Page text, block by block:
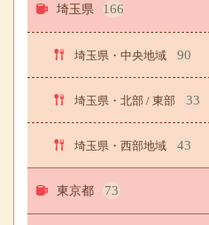
埼玉県 166
埼玉県・中央地域 90
埼玉県・北部 / 東部 33
埼玉県・西部地域 43
東京都 73